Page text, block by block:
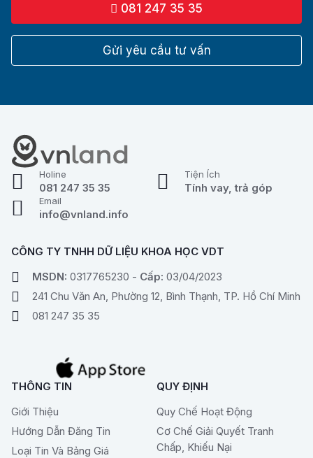
081 247 35 35
Gửi yêu cầu tư vấn
Holine
081 247 35 35
Tiện Ích
Tính vay, trả góp
Email
info@vnland.info
CÔNG TY TNHH DỮ LIỆU KHOA HỌC VDT
MSDN: 0317765230 - Cấp: 03/04/2023
241 Chu Văn An, Phường 12, Bình Thạnh, TP. Hồ Chí Minh
081 247 35 35
THÔNG TIN
Giới Thiệu
Hướng Dẫn Đăng Tin
Loại Tin Và Bảng Giá
QUY ĐỊNH
Quy Chế Hoạt Động
Cơ Chế Giải Quyết Tranh
Chấp, Khiếu Nại